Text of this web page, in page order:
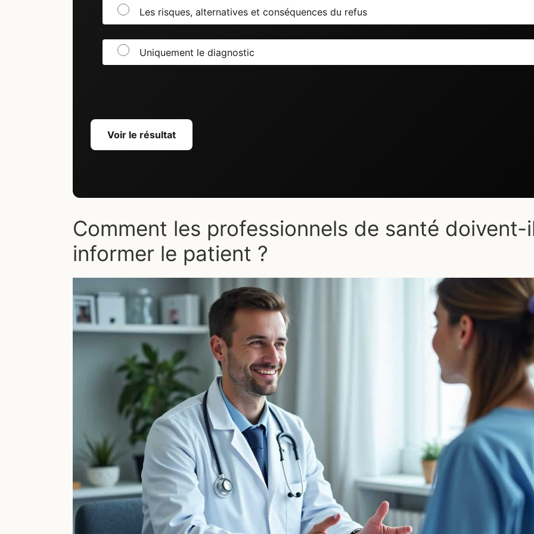
Les risques, alternatives et conséquences du refus
Uniquement le diagnostic
Voir le résultat
Comment les professionnels de santé doivent-
informer le patient ?